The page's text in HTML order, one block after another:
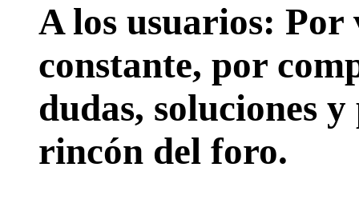
A los usuarios: Por
constante, por
dudas, soluciones
rincón del foro.